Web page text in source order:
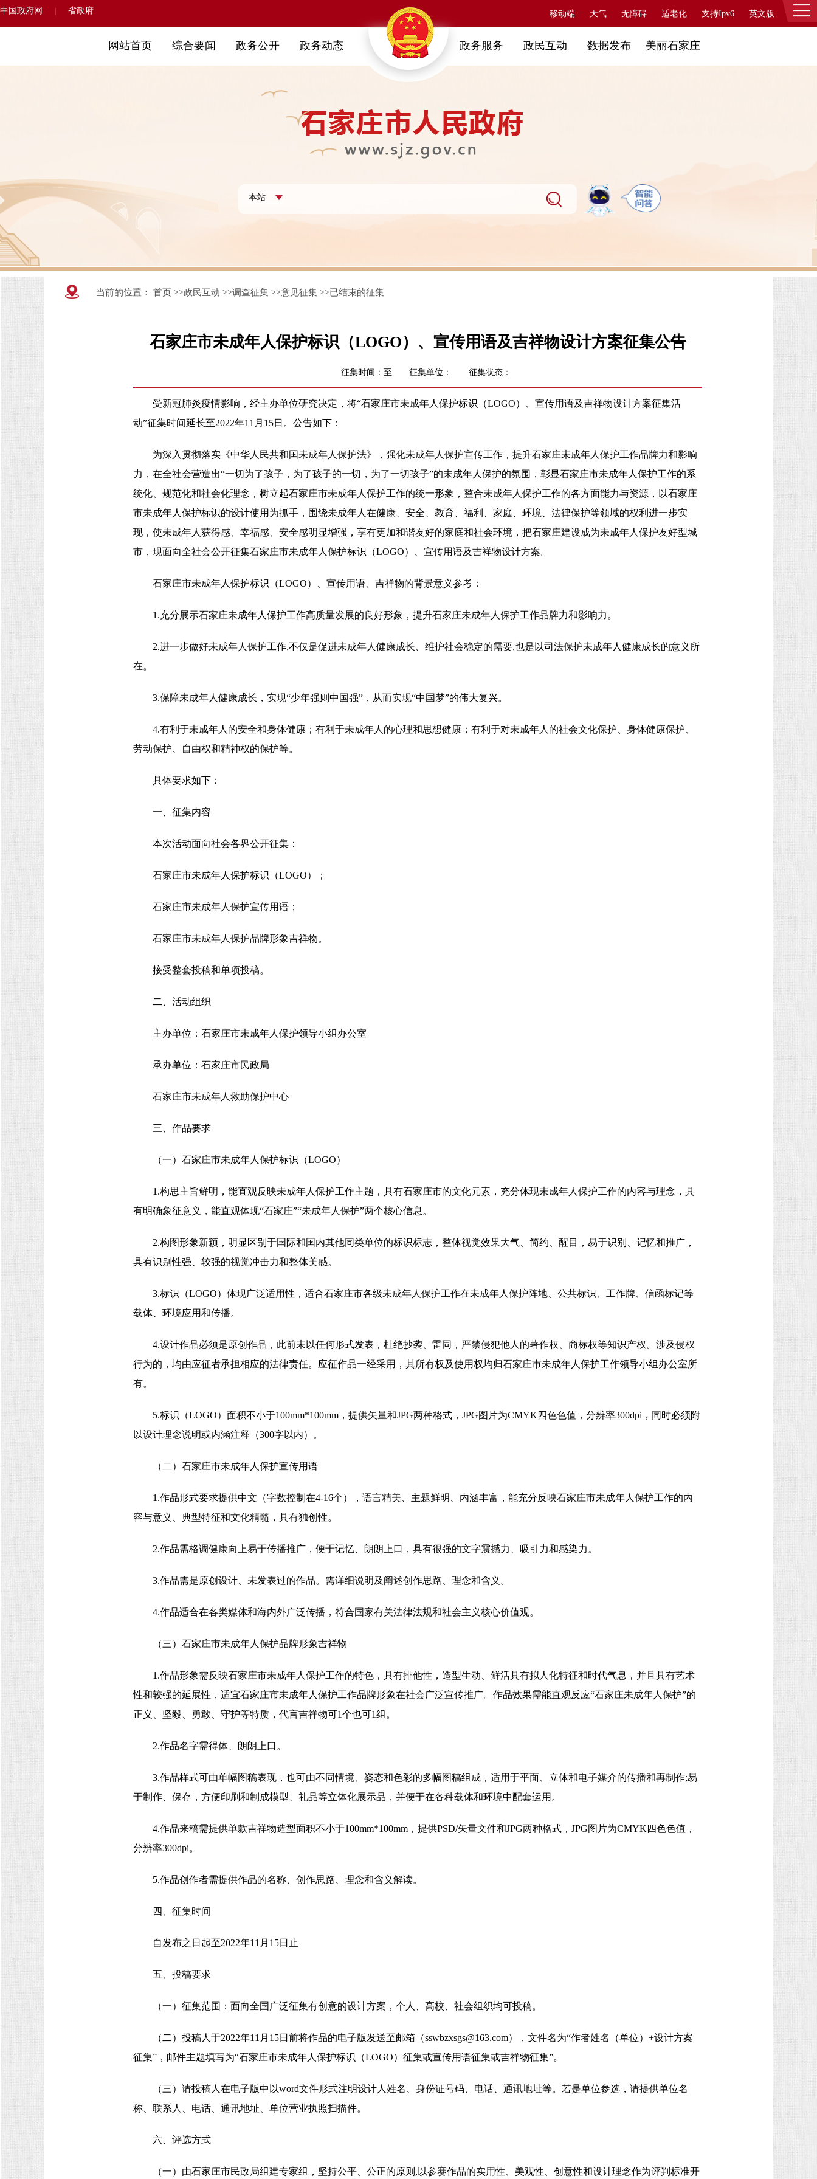
中国政府网 省政府 移动端 天气 无障碍 适老化 支持Ipv6 英文版 登录
网站首页 综合要闻 政务公开 政务动态 政务服务 政民互动 数据发布 美丽石家庄
当前的位置： 首页 >>政民互动 >>调查征集 >>意见征集 >>已结束的征集
石家庄市未成年人保护标识（LOGO）、宣传用语及吉祥物设计方案征集公告
征集时间：至 征集单位： 征集状态：
受新冠肺炎疫情影响，经主办单位研究决定，将“石家庄市未成年人保护标识（LOGO）、宣传用语及吉祥物设计方案征集活
动”征集时间延长至2022年11月15日。公告如下：
为深入贯彻落实《中华人民共和国未成年人保护法》，强化未成年人保护宣传工作，提升石家庄未成年人保护工作品牌力和影响
力，在全社会营造出“一切为了孩子，为了孩子的一切，为了一切孩子”的未成年人保护的氛围，彰显石家庄市未成年人保护工作的系
统化、规范化和社会化理念，树立起石家庄市未成年人保护工作的统一形象，整合未成年人保护工作的各方面能力与资源，以石家庄
市未成年人保护标识的设计使用为抓手，围绕未成年人在健康、安全、教育、福利、家庭、环境、法律保护等领域的权利进一步实
现，使未成年人获得感、幸福感、安全感明显增强，享有更加和谐友好的家庭和社会环境，把石家庄建设成为未成年人保护友好型城
市，现面向全社会公开征集石家庄市未成年人保护标识（LOGO）、宣传用语及吉祥物设计方案。
石家庄市未成年人保护标识（LOGO）、宣传用语、吉祥物的背景意义参考：
1.充分展示石家庄未成年人保护工作高质量发展的良好形象，提升石家庄未成年人保护工作品牌力和影响力。
2.进一步做好未成年人保护工作,不仅是促进未成年人健康成长、维护社会稳定的需要,也是以司法保护未成年人健康成长的意义所
在。
3.保障未成年人健康成长，实现“少年强则中国强”，从而实现“中国梦”的伟大复兴。
4.有利于未成年人的安全和身体健康；有利于未成年人的心理和思想健康；有利于对未成年人的社会文化保护、身体健康保护、
劳动保护、自由权和精神权的保护等。
具体要求如下：
一、征集内容
本次活动面向社会各界公开征集：
石家庄市未成年人保护标识（LOGO）；
石家庄市未成年人保护宣传用语；
石家庄市未成年人保护品牌形象吉祥物。
接受整套投稿和单项投稿。
二、活动组织
主办单位：石家庄市未成年人保护领导小组办公室
承办单位：石家庄市民政局
石家庄市未成年人救助保护中心
三、作品要求
（一）石家庄市未成年人保护标识（LOGO）
1.构思主旨鲜明，能直观反映未成年人保护工作主题，具有石家庄市的文化元素，充分体现未成年人保护工作的内容与理念，具
有明确象征意义，能直观体现“石家庄”“未成年人保护”两个核心信息。
2.构图形象新颖，明显区别于国际和国内其他同类单位的标识标志，整体视觉效果大气、简约、醒目，易于识别、记忆和推广，
具有识别性强、较强的视觉冲击力和整体美感。
3.标识（LOGO）体现广泛适用性，适合石家庄市各级未成年人保护工作在未成年人保护阵地、公共标识、工作牌、信函标记等
载体、环境应用和传播。
4.设计作品必须是原创作品，此前未以任何形式发表，杜绝抄袭、雷同，严禁侵犯他人的著作权、商标权等知识产权。涉及侵权
行为的，均由应征者承担相应的法律责任。应征作品一经采用，其所有权及使用权均归石家庄市未成年人保护工作领导小组办公室所
有。
5.标识（LOGO）面积不小于100mm*100mm，提供矢量和JPG两种格式，JPG图片为CMYK四色色值，分辨率300dpi，同时必须附
以设计理念说明或内涵注释（300字以内）。
（二）石家庄市未成年人保护宣传用语
1.作品形式要求提供中文（字数控制在4-16个），语言精美、主题鲜明、内涵丰富，能充分反映石家庄市未成年人保护工作的内
容与意义、典型特征和文化精髓，具有独创性。
2.作品需格调健康向上易于传播推广，便于记忆、朗朗上口，具有很强的文字震撼力、吸引力和感染力。
3.作品需是原创设计、未发表过的作品。需详细说明及阐述创作思路、理念和含义。
4.作品适合在各类媒体和海内外广泛传播，符合国家有关法律法规和社会主义核心价值观。
（三）石家庄市未成年人保护品牌形象吉祥物
1.作品形象需反映石家庄市未成年人保护工作的特色，具有排他性，造型生动、鲜活具有拟人化特征和时代气息，并且具有艺术
性和较强的延展性，适宜石家庄市未成年人保护工作品牌形象在社会广泛宣传推广。作品效果需能直观反应“石家庄未成年人保护”的
正义、坚毅、勇敢、守护等特质，代言吉祥物可1个也可1组。
2.作品名字需得体、朗朗上口。
3.作品样式可由单幅图稿表现，也可由不同情境、姿态和色彩的多幅图稿组成，适用于平面、立体和电子媒介的传播和再制作;易
于制作、保存，方便印刷和制成模型、礼品等立体化展示品，并便于在各种载体和环境中配套运用。
4.作品来稿需提供单款吉祥物造型面积不小于100mm*100mm，提供PSD/矢量文件和JPG两种格式，JPG图片为CMYK四色色值，
分辨率300dpi。
5.作品创作者需提供作品的名称、创作思路、理念和含义解读。
四、征集时间
自发布之日起至2022年11月15日止
五、投稿要求
（一）征集范围：面向全国广泛征集有创意的设计方案，个人、高校、社会组织均可投稿。
（二）投稿人于2022年11月15日前将作品的电子版发送至邮箱（sswbzxsgs@163.com），文件名为“作者姓名（单位）+设计方案
征集”，邮件主题填写为“石家庄市未成年人保护标识（LOGO）征集或宣传用语征集或吉祥物征集”。
（三）请投稿人在电子版中以word文件形式注明设计人姓名、身份证号码、电话、通讯地址等。若是单位参选，请提供单位名
称、联系人、电话、通讯地址、单位营业执照扫描件。
六、评选方式
（一）由石家庄市民政局组建专家组，坚持公平、公正的原则,以参赛作品的实用性、美观性、创意性和设计理念作为评判标准开